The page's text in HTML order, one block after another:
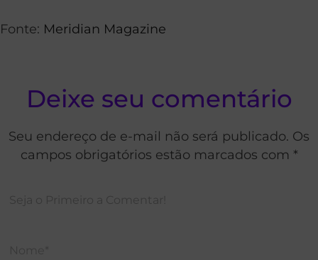
Fonte: Meridian Magazine
Deixe seu comentário
Seu endereço de e-mail não será publicado. Os
campos obrigatórios estão marcados com *